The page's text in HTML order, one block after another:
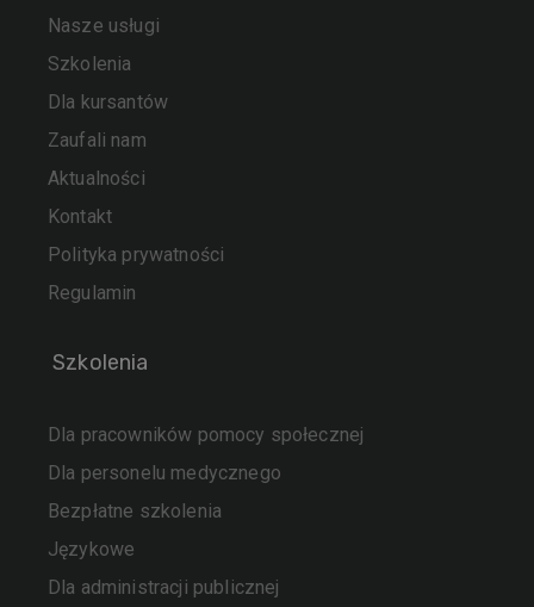
Nasze usługi
Szkolenia
Dla kursantów
Zaufali nam
Aktualności
Kontakt
Polityka prywatności
Regulamin
Szkolenia
Dla pracowników pomocy społecznej
Dla personelu medycznego
Bezpłatne szkolenia
Językowe
Dla administracji publicznej